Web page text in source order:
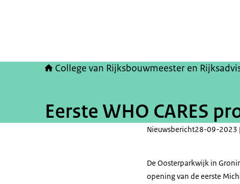
College van Rijksbouwmeester en
Eerste WHO CARES
Nieuwsbericht28-09-2023
De Oosterparkwijk in
opening van de eerste